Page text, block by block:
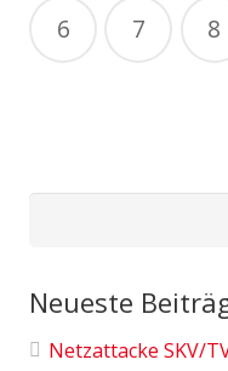
6 7 8
Neueste
Netzattacke SKV/